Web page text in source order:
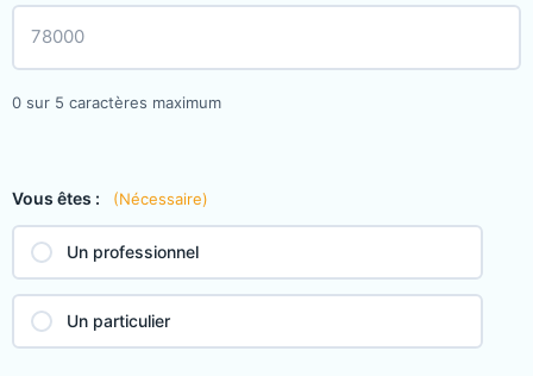
0 sur 5 caractères maximum
Vous êtes : (Nécessaire)
Un professionnel
Un particulier